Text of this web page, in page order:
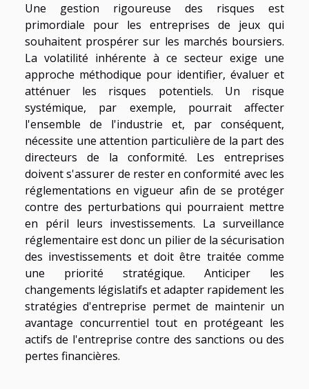
Une gestion rigoureuse des risques est
primordiale pour les entreprises de jeux qui
souhaitent prospérer sur les marchés boursiers.
La volatilité inhérente à ce secteur exige une
approche méthodique pour identifier, évaluer et
atténuer les risques potentiels. Un risque
systémique, par exemple, pourrait affecter
l'ensemble de l'industrie et, par conséquent,
nécessite une attention particulière de la part des
directeurs de la conformité. Les entreprises
doivent s'assurer de rester en conformité avec les
réglementations en vigueur afin de se protéger
contre des perturbations qui pourraient mettre
en péril leurs investissements. La surveillance
réglementaire est donc un pilier de la sécurisation
des investissements et doit être traitée comme
une priorité stratégique. Anticiper les
changements législatifs et adapter rapidement les
stratégies d'entreprise permet de maintenir un
avantage concurrentiel tout en protégeant les
actifs de l'entreprise contre des sanctions ou des
pertes financières.